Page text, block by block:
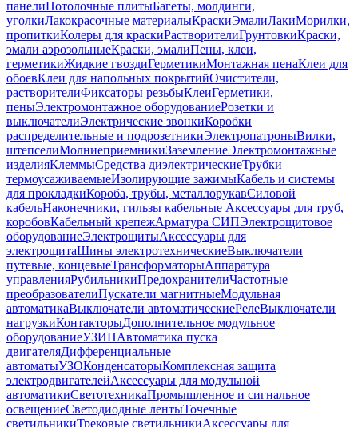
панелиПотолочные плитыБагеты, молдинги,
уголкиЛакокрасочные материалыКраскиЭмалиЛакиМорилки,
пропиткиКолеры для краскиРастворителиГрунтовкиКраски,
эмали аэрозольныеКраски, эмалиПены, клеи,
герметикиЖидкие гвоздиГерметикиМонтажная пенаКлеи для
обоевКлеи для напольных покрытийОчистители,
растворителиФиксаторы резьбыКлеиГерметики,
пеныЭлектромонтажное оборудованиеРозетки и
выключателиЭлектрические звонкиКоробки
распределительные и подрозетникиЭлектропатроныВилки,
штепселиМолниеприемникиЗаземлениеЭлектромонтажные
изделияКлеммыСредства диэлектрическиеТрубки
термоусаживаемыеИзолирующие зажимыКабель и системы
для прокладкиКороба, трубы, металлорукавСиловой
кабельНаконечники, гильзы кабельные Аксессуары для труб,
коробовКабельный крепежАрматура СИПЭлектрощитовое
оборудованиеЭлектрощитыАксессуары для
электрощитаШины электротехническиеВыключатели
путевые, концевыеТрансформаторыАппаратура
управленияРубильникиПредохранителиЧастотные
преобразователиПускатели магнитныеМодульная
автоматикаВыключатели автоматическиеРелеВыключатели
нагрузкиКонтакторыДополнительное модульное
оборудованиеУЗИПАвтоматика пуска
двигателяДифференциальные
автоматыУЗОКонденсаторыКомплексная защита
электродвигателейАксессуары для модульной
автоматикиСветотехникаПромышленное и сигнальное
освещениеСветодиодные лентыТочечные
светильникиТрековые светильникиАксессуары для